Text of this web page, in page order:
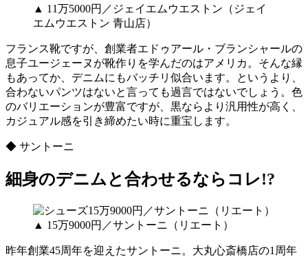
▲ 11万5000円／ジェイエムウエストン（ジェイ
エムウエストン 青山店）
フランス靴ですが、創業者エドゥアール・ブランシャールの
息子ユージェーヌが靴作りを学んだのはアメリカ。そんな縁
もあってか、デニムにもバッチリ似合います。というより、
合わないパンツはないと言っても過言ではないでしょう。色
のバリエーションが豊富ですが、黒ならより汎用性が高く、
カジュアル感を引き締めたい時に重宝します。
◆ サントーニ
細身のデニムと合わせるならコレ!?
▲ 15万9000円／サントーニ（リエート）
昨年創業45周年を迎えたサントーニ。大丸心斎橋店の1周年